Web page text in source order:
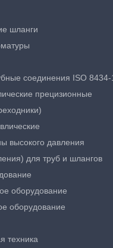
шланги
соединения ISO 8434-
прецизионные
высокого давления
для труб и шлангов
оборудование
оборудование
техника